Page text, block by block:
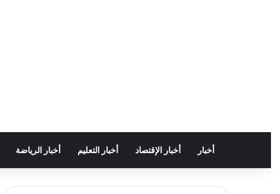
أخبار أخبار الإقتصاد أخبار التعليم أخبار الرياضة